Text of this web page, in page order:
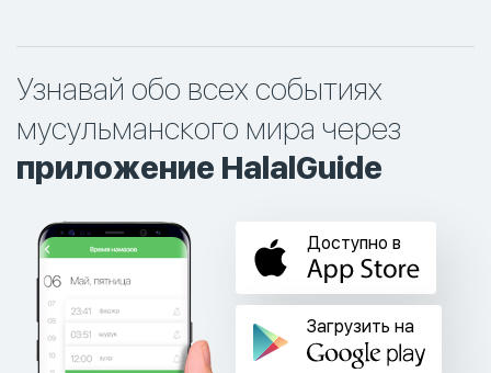
Узнавай обо всех событиях
мусульманского мира через
приложение HalalGuide
Доступно в
Загрузить на